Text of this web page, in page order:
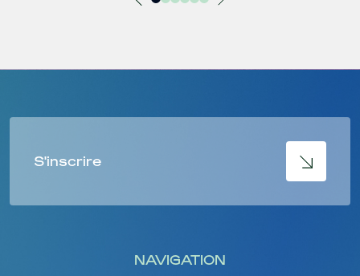
S'inscrire
NAVIGATION